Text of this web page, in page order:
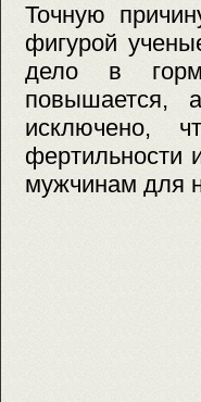
Точную
фигурой
дело в
повышается,
исключено,
фертильности
мужчинам для